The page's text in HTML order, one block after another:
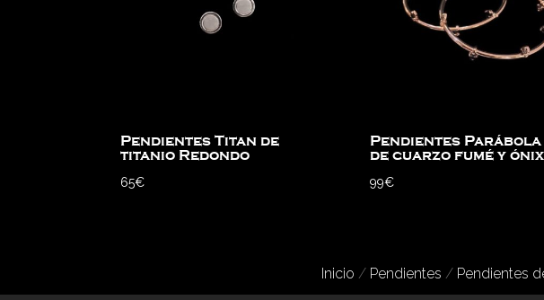
Pendientes Titan de
titanio Redondo
65€
Pendientes
de cuarzo fumé y ónix
99€
Inicio / Pendientes / Pendientes